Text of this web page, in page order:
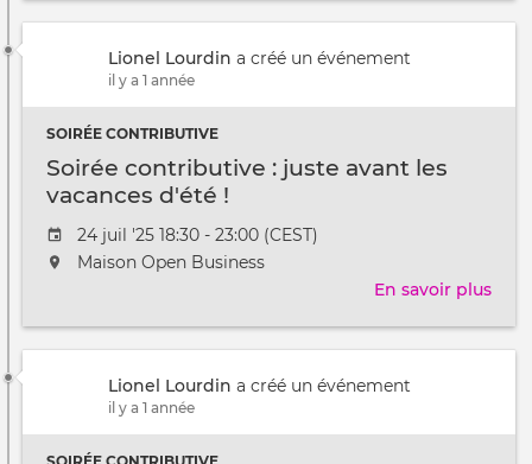
Lionel Lourdin a créé un événement
il y a 1 année
SOIRÉE CONTRIBUTIVE
Soirée contributive : juste avant les
vacances d'été !
Date
de
24 juil '25 18:30 - 23:00 (CEST)
L'événement
au
Maison Open Business
En savoir plus
les
Lionel Lourdin a créé un événement
il y a 1 année